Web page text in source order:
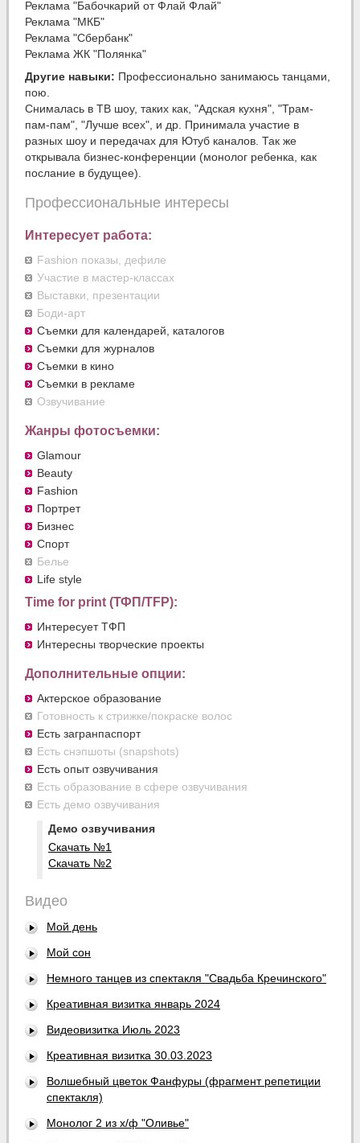
Реклама "Бабочкарий от Флай Флай"
Реклама "МКБ"
Реклама "Сбербанк"
Реклама ЖК "Полянка"
Другие навыки: Профессионально занимаюсь танцами,
пою.
Снималась в ТВ шоу, таких как, "Адская кухня", "Трам-
пам-пам", "Лучше всех", и др. Принимала участие в
разных шоу и передачах для Ютуб каналов. Так же
открывала бизнес-конференции (монолог ребенка, как
послание в будущее).
Профессиональные интересы
Интересует работа:
Fashion показы, дефиле
Участие в мастер-классах
Выставки, презентации
Боди-арт
Съемки для календарей, каталогов
Съемки для журналов
Съемки в кино
Съемки в рекламе
Озвучивание
Жанры фотосъемки:
Glamour
Beauty
Fashion
Портрет
Бизнес
Спорт
Белье
Life style
Time for print (ТФП/TFP):
Интересует ТФП
Интересны творческие проекты
Дополнительные опции:
Актерское образование
Готовность к стрижке/покраске волос
Есть загранпаспорт
Есть снэпшоты (snapshots)
Есть опыт озвучивания
Есть образование в сфере озвучивания
Есть демо озвучивания
Демо озвучивания
Скачать №1
Скачать №2
Видео
Мой день
Мой сон
Немного танцев из спектакля "Свадьба Кречинского"
Креативная визитка январь 2024
Видеовизитка Июль 2023
Креативная визитка 30.03.2023
Волшебный цветок Фанфуры (фрагмент репетиции
спектакля)
Монолог 2 из х/ф "Оливье"